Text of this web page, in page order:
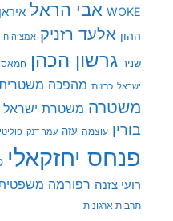
WOKE אבי הראל איראן
ההון אלעד רזניק אמציה חן
שניר גרשון הכהן חמאס
ישראל כרזות מהפכה
משטרה משטרת ישראל
בורין עוצמה עזה עמר דנק
פנחס יחזקאלי
רועי צזנה רפורמה
תרבות ארגונית